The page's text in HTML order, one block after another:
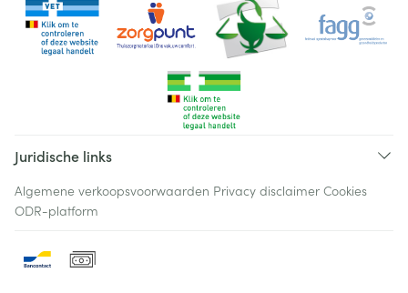
Juridische links
Algemene verkoopsvoorwaarden Privacy disclaimer Cookies
ODR-platform